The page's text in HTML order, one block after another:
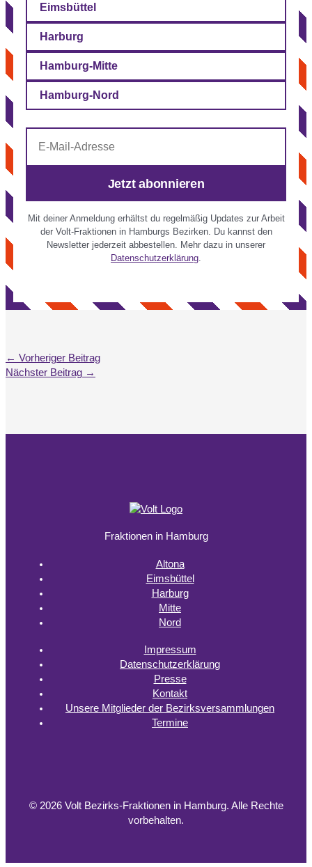
Eimsbüttel
Harburg
Hamburg-Mitte
Hamburg-Nord
Mail-
Adresse
Jetzt abonnieren
Mit deiner Anmeldung erhältst du regelmäßig Updates zur Arbeit
der Volt-Fraktionen in Hamburgs Bezirken. Du kannst den
Newsletter jederzeit abbestellen. Mehr dazu in unserer
Datenschutzerklärung
← Vorheriger Beitrag
Nächster Beitrag →
Fraktionen in Hamburg
Altona
Eimsbüttel
Harburg
Mitte
Nord
Impressum
Datenschutzerklärung
Presse
Kontakt
Unsere Mitglieder der Bezirksversammlungen
Termine
© 2026 Volt Bezirks-Fraktionen in Hamburg. Alle Rechte
vorbehalten.